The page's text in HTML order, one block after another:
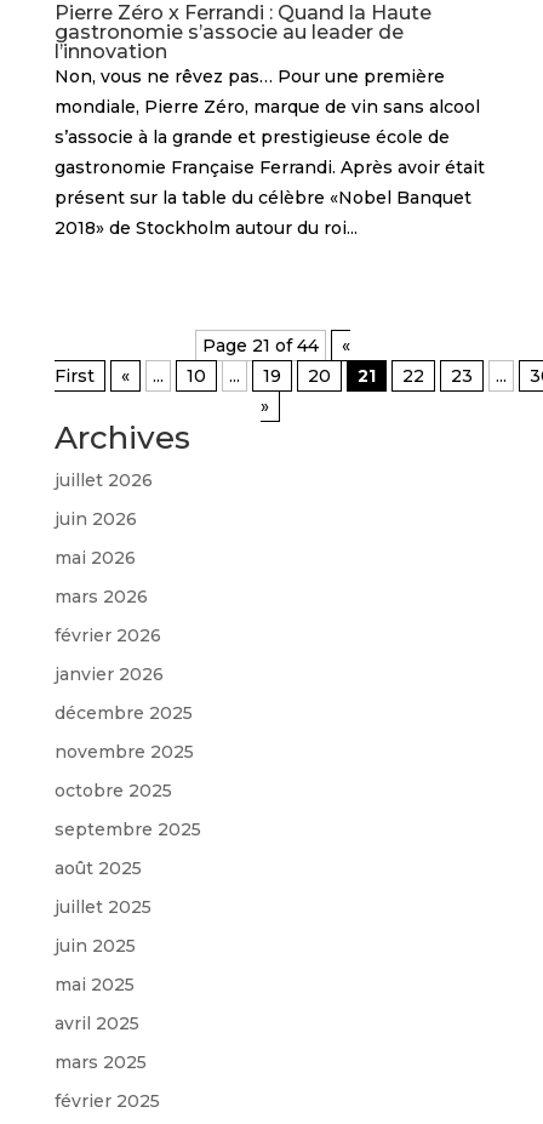
Pierre Zéro x Ferrandi : Quand la Haute
gastronomie s’associe au leader de
l’innovation
Non, vous ne rêvez pas… Pour une première
mondiale, Pierre Zéro, marque de vin sans alcool
s’associe à la grande et prestigieuse école de
gastronomie Française Ferrandi. Après avoir était
présent sur la table du célèbre «Nobel Banquet
2018» de Stockholm autour du roi...
Page 21 of 44
«
First
« ... 10 ... 19 20 21 22 23 ...
»
Archives
juillet 2026
juin 2026
mai 2026
mars 2026
février 2026
janvier 2026
décembre 2025
novembre 2025
octobre 2025
septembre 2025
août 2025
juillet 2025
juin 2025
mai 2025
avril 2025
mars 2025
février 2025